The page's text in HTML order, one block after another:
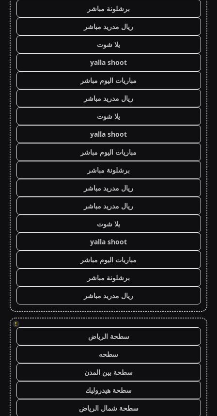
برشلونة مباشر
ريال مدريد مباشر
يلا شوت
yalla shoot
مباريات اليوم مباشر
ريال مدريد مباشر
يلا شوت
yalla shoot
مباريات اليوم مباشر
برشلونة مباشر
ريال مدريد مباشر
ريال مدريد مباشر
يلا شوت
yalla shoot
مباريات اليوم مباشر
برشلونة مباشر
ريال مدريد مباشر
!
سطحة الرياض
سطحه
سطحة بين المدن
سطحة هيدروليك
سطحة شمال الرياض